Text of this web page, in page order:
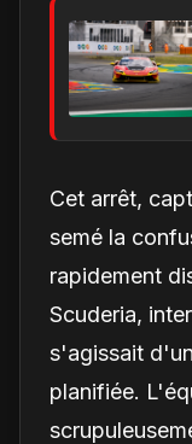
Cet arrêt,
semé la
rapidement
Scuderia,
s'agissait
planifiée.